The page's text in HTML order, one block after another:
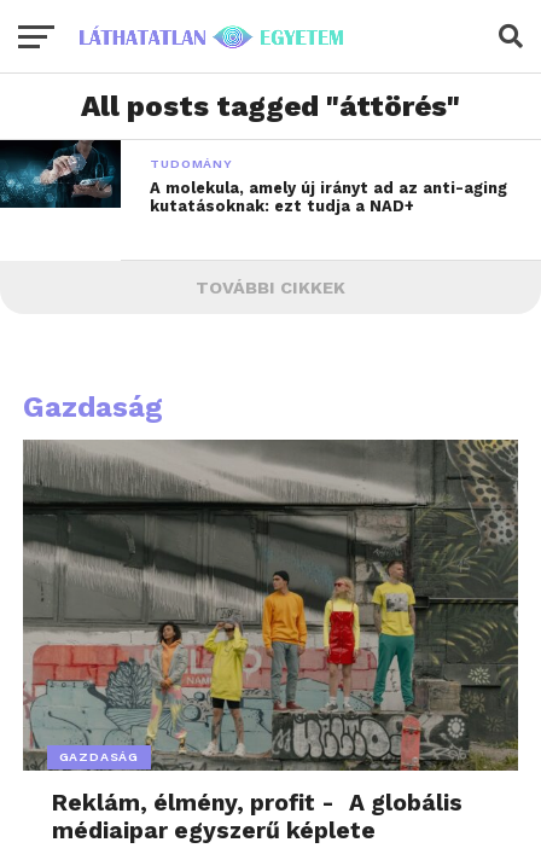
All posts tagged "áttörés"
TUDOMÁNY
A molekula, amely új irányt ad az anti-aging
kutatásoknak: ezt tudja a NAD+
TOVÁBBI CIKKEK
Gazdaság
GAZDASÁG
Reklám, élmény, profit - A globális
médiaipar egyszerű képlete